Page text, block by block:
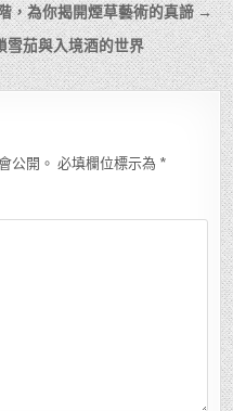
，為你揭開煙草藝術的真諦 →
茄與入境酒的世界
公開。 必填欄位標示為 *